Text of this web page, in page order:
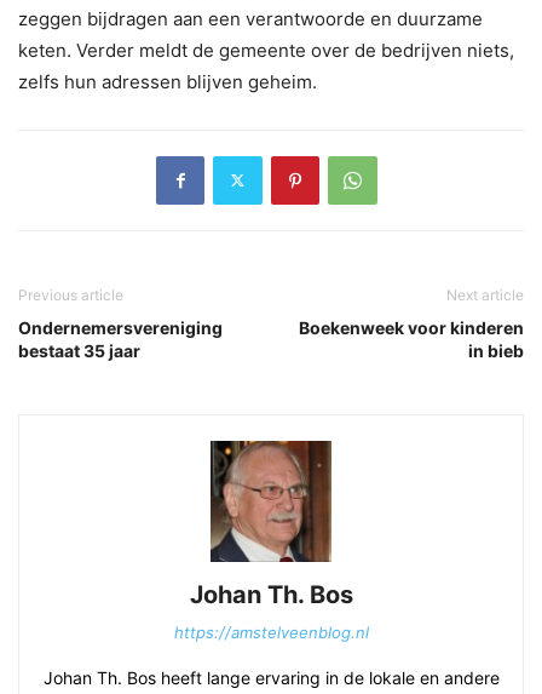
zeggen bijdragen aan een verantwoorde en duurzame
keten. Verder meldt de gemeente over de bedrijven niets,
zelfs hun adressen blijven geheim.
Previous article
Ondernemersvereniging
bestaat 35 jaar
Next article
Boekenweek voor kinderen
in bieb
Johan Th. Bos
https://amstelveenblog.nl
Johan Th. Bos heeft lange ervaring in de lokale en andere